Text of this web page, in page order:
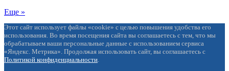
Еще »
Этот сайт использует файлы «cookie» с целью повышения удобства его
использования. Во время посещения сайта вы соглашаетесь с тем, что мы
обрабатываем ваши персональные данные с использованием сервиса
«Яндекс. Метрика». Продолжая использовать сайт, вы соглашаетесь с
Политикой конфиденциальности.